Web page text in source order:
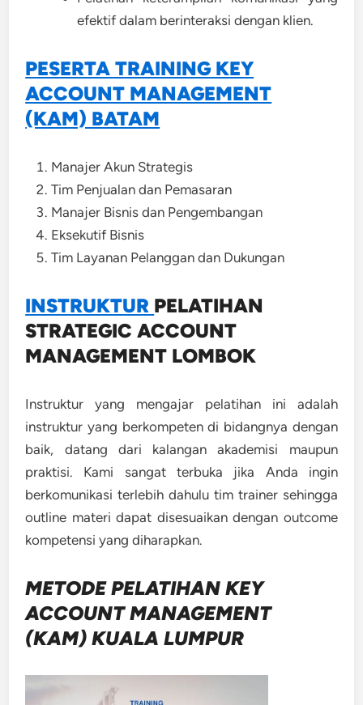
efektif dalam berinteraksi dengan klien.
PESERTA TRAINING KEY
ACCOUNT MANAGEMENT
(KAM) BATAM
Manajer Akun Strategis
Tim Penjualan dan Pemasaran
Manajer Bisnis dan Pengembangan
Eksekutif Bisnis
Tim Layanan Pelanggan dan Dukungan
INSTRUKTUR PELATIHAN
STRATEGIC ACCOUNT
MANAGEMENT LOMBOK
Instruktur yang mengajar pelatihan ini adalah
instruktur yang berkompeten di bidangnya dengan
baik, datang dari kalangan akademisi maupun
praktisi. Kami sangat terbuka jika Anda ingin
berkomunikasi terlebih dahulu tim trainer sehingga
outline materi dapat disesuaikan dengan outcome
kompetensi yang diharapkan.
METODEPELATIHAN KEY
ACCOUNT MANAGEMENT
(KAM) KUALA LUMPUR